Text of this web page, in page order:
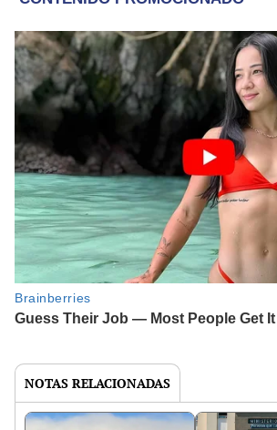
NOTAS RELACIONADAS